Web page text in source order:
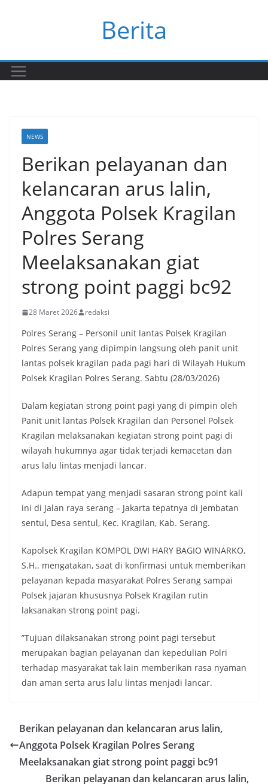
Berita
NEWS
Berikan pelayanan dan
kelancaran arus lalin,
Anggota Polsek Kragilan
Polres Serang
Meelaksanakan giat
strong point paggi bc92
28 Maret 2026 redaksi
Polres Serang – Personil unit lantas Polsek Kragilan
Polres Serang yang dipimpin langsung oleh panit unit
lantas polsek kragilan pada pagi hari di Wilayah Hukum
Polsek Kragilan Polres Serang. Sabtu (28/03/2026)
Dalam kegiatan strong point pagi yang di pimpin oleh
Panit unit lantas Polsek Kragilan dan Personel Polsek
Kragilan melaksanakan kegiatan strong point pagi di
wilayah hukumnya agar tidak terjadi kemacetan dan
arus lalu lintas menjadi lancar.
Adapun tempat yang menjadi sasaran strong point kali
ini di Jalan raya serang – Jakarta tepatnya di Jembatan
sentul, Desa sentul, Kec. Kragilan, Kab. Serang.
Kapolsek Kragilan KOMPOL DWI HARY BAGIO WINARKO,
S.H.. mengatakan, saat di konfirmasi untuk memberikan
pelayanan kepada masyarakat Polres Serang sampai
Polsek jajaran khususnya Polsek Kragilan rutin
laksanakan strong point pagi.
”Tujuan dilaksanakan strong point pagi tersebut
merupakan bagian pelayanan dan kepedulian Polri
terhadap masyarakat tak lain memberikan rasa nyaman
dan aman serta arus lalu lintas menjadi lancar.
Berikan pelayanan dan kelancaran arus lalin,
Anggota Polsek Kragilan Polres Serang
Meelaksanakan giat strong point paggi bc91
Berikan pelayanan dan kelancaran arus lalin,